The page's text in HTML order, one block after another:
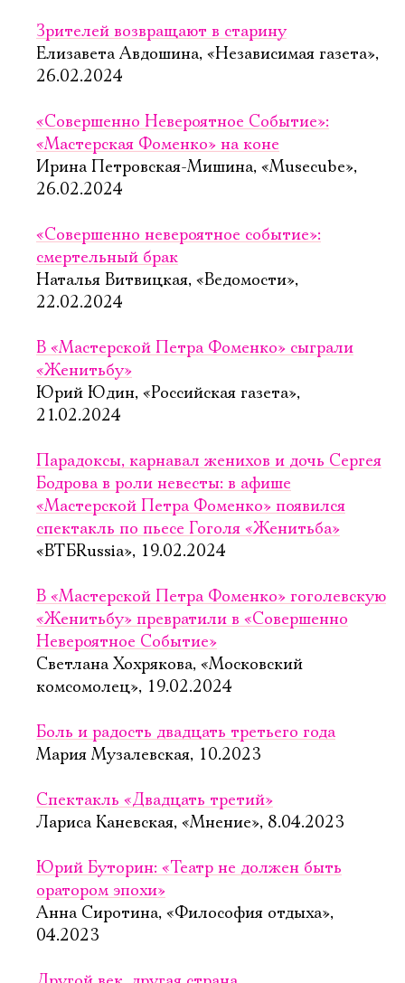
Зрителей возвращают в старину
Елизавета Авдошина, «Независимая газета»,
26.02.2024
«Совершенно Невероятное Событие»:
«Мастерская Фоменко» на коне
Ирина Петровская-Мишина, «Musecube»,
26.02.2024
«Совершенно невероятное событие»:
смертельный брак
Наталья Витвицкая, «Ведомости»,
22.02.2024
В «Мастерской Петра Фоменко» сыграли
«Женитьбу»
Юрий Юдин, «Российская газета»,
21.02.2024
Парадоксы, карнавал женихов и дочь Сергея
Бодрова в роли невесты: в афише
«Мастерской Петра Фоменко» появился
спектакль по пьесе Гоголя «Женитьба»
«ВТБRussia», 19.02.2024
В «Мастерской Петра Фоменко» гоголевскую
«Женитьбу» превратили в «Совершенно
Невероятное Событие»
Светлана Хохрякова, «Московский
комсомолец», 19.02.2024
Боль и радость двадцать третьего года
Мария Музалевская, 10.2023
Спектакль «Двадцать третий»
Лариса Каневская, «Мнение», 8.04.2023
Юрий Буторин: «Театр не должен быть
оратором эпохи»
Анна Сиротина, «Философия отдыха»,
04.2023